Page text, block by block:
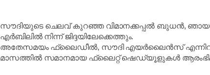
സൗദിയുടെ ചെലവ് കുറഞ്ഞ വിമാനക്കപ്പൽ ബുധൻ,
എർബിലിൽ നിന്ന് ജിദ്ദയിലേക്കെത്തും.
അതേസമയം ഫ്ലൈഡീൽ, സൗദി എയർലൈൻസ്
മാസത്തിൽ സമാനമായ ഫ്ലൈറ്റ് ഷെഡ്യൂളുകൾ